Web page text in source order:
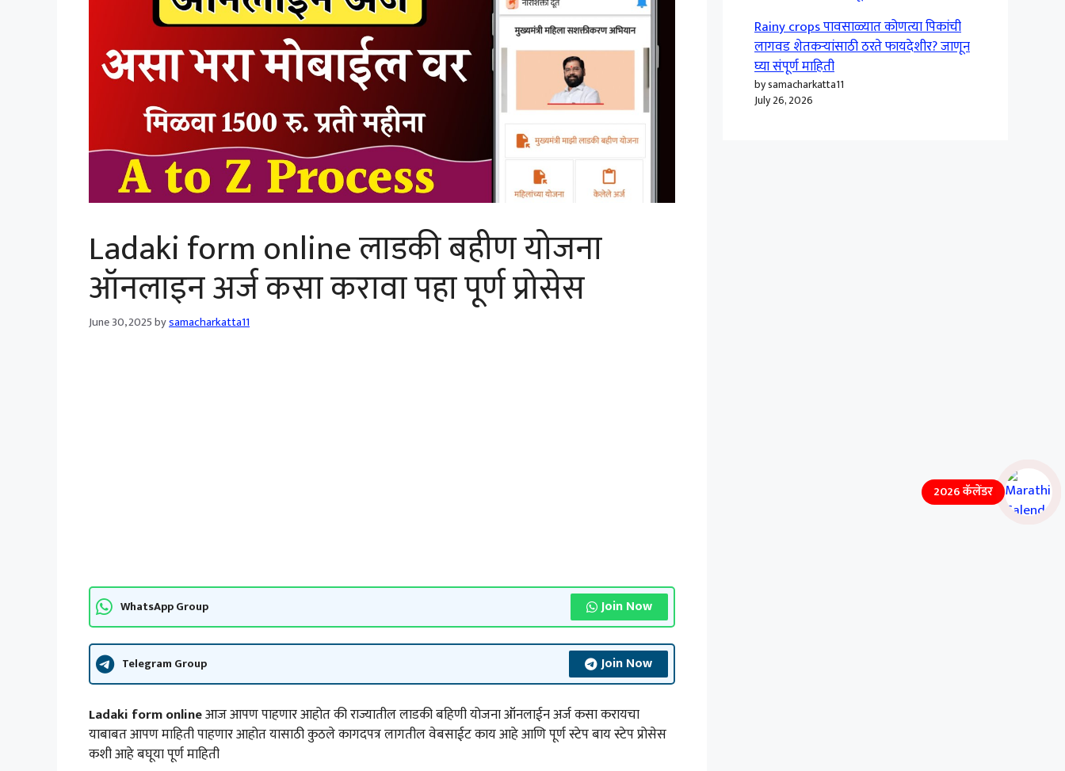
Ladaki form online लाडकी बहीण योजना
ऑनलाइन अर्ज कसा करावा पहा पूर्ण प्रोसेस
June 30, 2025bysamacharkatta11
WhatsApp Group Join Now
Telegram Group Join Now
Ladaki form onlineआज आपण पाहणार आहोत की राज्यातील लाडकी बहिणी योजना ऑनलाईन अर्ज कसा करायचा
याबाबत आपण माहिती पाहणार आहोत यासाठी कुठले कागदपत्र लागतील वेबसाईट काय आहे आणि पूर्ण स्टेप बाय स्टेप प्रोसेस
कशी आहे बघूया पूर्ण माहिती
Rainy crops पावसाळ्यात कोणत्या पिकांची
लागवड शेतकऱ्यांसाठी ठरते फायदेशीर? जाणून
घ्या संपूर्ण माहिती
by samacharkatta11
July 26, 2026
2026 कॅलेंडर